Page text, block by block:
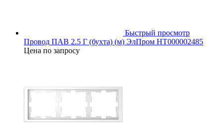
Быстрый просмотр
Провод ПАВ 2.5 Г (бухта) (м) ЭлПром НТ000002485
Цена по запросу